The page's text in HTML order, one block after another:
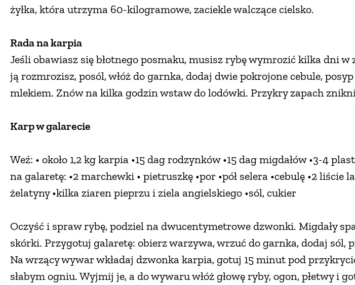
żyłka, która utrzyma 60-kilogramowe, zaciekle walczące cielsko.
Rada na karpia
Jeśli obawiasz się błotnego posmaku, musisz rybę wymrozić kilka dni w
ją rozmrozisz, posól, włóż do garnka, dodaj dwie pokrojone cebule,
mlekiem. Znów na kilka godzin wstaw do lodówki. Przykry zapach
Karp w galarecie
Weź: • około 1,2 kg karpia •15 dag rodzynków •15 dag migdałów •3-4
na galaretę: •2 marchewki • pietruszkę •por •pół selera •cebulę •2 liście
żelatyny •kilka ziaren pieprzu i ziela angielskiego •sól, cukier
Oczyść i spraw rybę, podziel na dwucentymetrowe dzwonki. Migdały
skórki. Przygotuj galaretę: obierz warzywa, wrzuć do garnka, dodaj sól,
Na wrzący wywar wkładaj dzwonka karpia, gotuj 15 minut pod
słabym ogniu. Wyjmij je, a do wywaru włóż głowę ryby, ogon, płetwy i